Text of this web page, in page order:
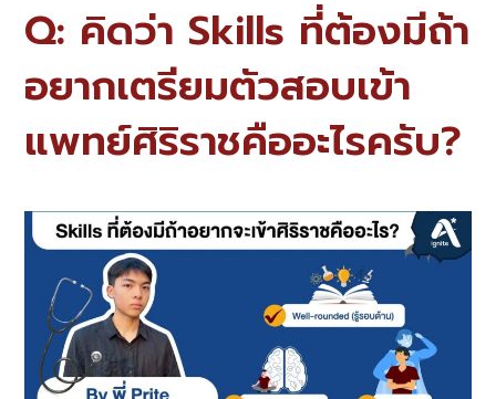
Q: คิดว่า Skills ที่ต้องมีถ้า
อยากเตรียมตัวสอบเข้า
แพทย์ศิริราชคืออะไรครับ?